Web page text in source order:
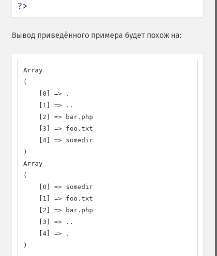
?>
Вывод приведённого примера будет похож на:
Array
(
    [0] => .
    [1] => ..
    [2] => bar.php
    [3] => foo.txt
    [4] => somedir
)
Array
(
    [0] => somedir
    [1] => foo.txt
    [2] => bar.php
    [3] => ..
    [4] => .
)